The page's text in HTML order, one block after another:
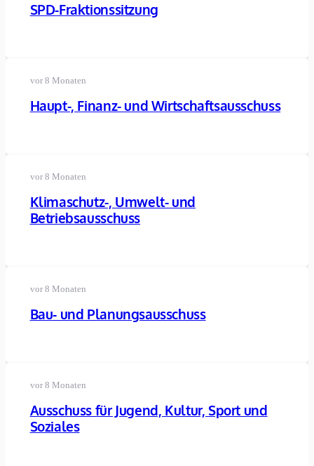
SPD-Fraktionssitzung
vor 8 Monaten
Haupt-, Finanz- und Wirtschaftsausschuss
vor 8 Monaten
Klimaschutz-, Umwelt- und
Betriebsausschuss
vor 8 Monaten
Bau- und Planungsausschuss
vor 8 Monaten
Ausschuss für Jugend, Kultur, Sport und
Soziales